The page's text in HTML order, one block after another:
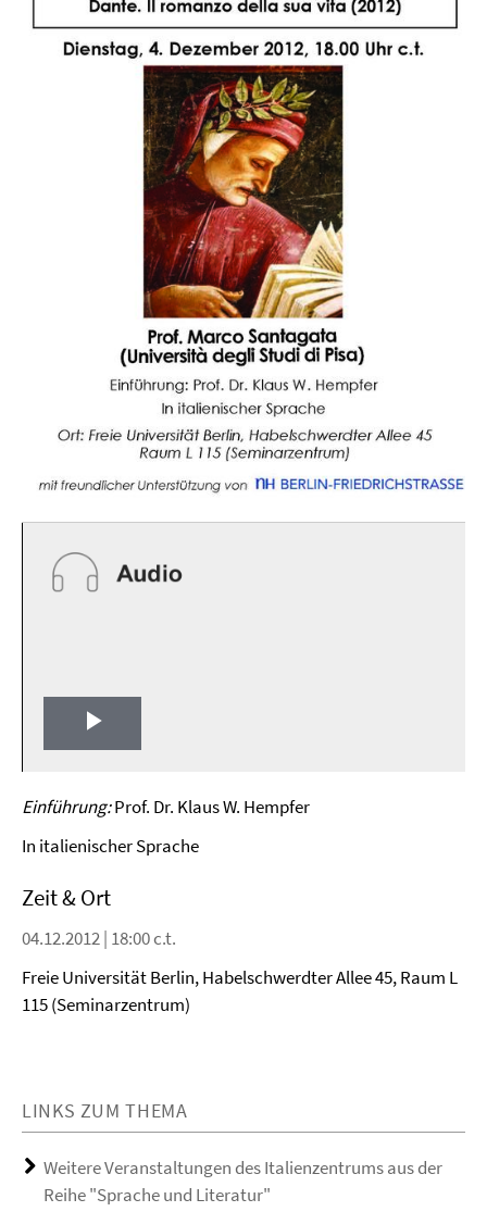
Play
Video
Einführung:Prof. Dr. Klaus W. Hempfer
In italienischer Sprache
Zeit & Ort
04.12.2012 | 18:00 c.t.
Freie Universität Berlin, Habelschwerdter Allee 45, Raum L
115 (Seminarzentrum)
LINKS ZUM THEMA
Weitere Veranstaltungen des Italienzentrums aus der
Reihe "Sprache und Literatur"